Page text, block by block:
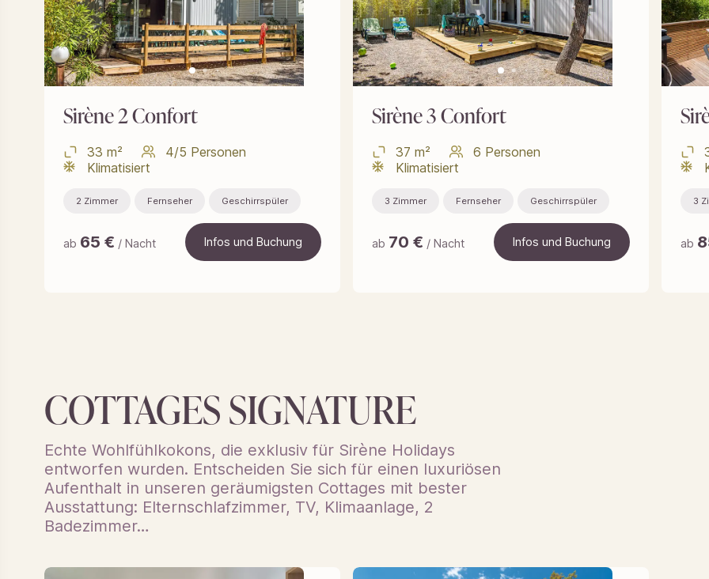
Sirène 2 Confort
33 m²
4/5 Personen
Klimatisiert
2 Zimmer Fernseher Geschirrspüler
ab 65 € / Nacht Infos und Buchung
Sirène 3 Confort
37 m²
6 Personen
Klimatisiert
3 Zimmer Fernseher Geschirrspüler
ab 70 € / Nacht Infos und Buchung
3
ab
COTTAGES SIGNATURE
Echte Wohlfühlkokons, die exklusiv für Sirène Holidays
entworfen wurden. Entscheiden Sie sich für einen luxuriösen
Aufenthalt in unseren geräumigsten Cottages mit bester
Ausstattung: Elternschlafzimmer, TV, Klimaanlage, 2
Badezimmer…